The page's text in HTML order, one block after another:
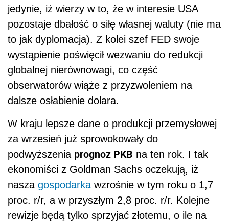
jedynie, iż wierzy w to, że w interesie USA
pozostaje dbałość o siłę własnej waluty (nie ma
to jak dyplomacja). Z kolei szef FED swoje
wystąpienie poświęcił wezwaniu do redukcji
globalnej nierównowagi, co część
obserwatorów wiąże z przyzwoleniem na
dalsze osłabienie dolara.
W kraju lepsze dane o produkcji przemysłowej
za wrzesień już sprowokowały do
podwyższenia prognoz PKB na ten rok. I tak
ekonomiści z Goldman Sachs oczekują, iż
nasza gospodarka wzrośnie w tym roku o 1,7
proc. r/r, a w przyszłym 2,8 proc. r/r. Kolejne
rewizje będą tylko sprzyjać złotemu, o ile na